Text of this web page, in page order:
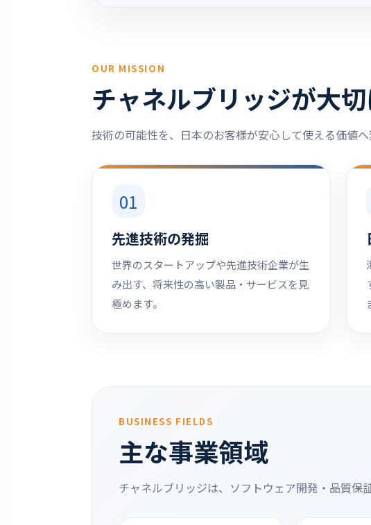
OUR MISSION
チャネルブリッジが大
技術の可能性を、日本のお客様が安心して使える価値
01
先進技術の発掘
世界のスタートアップや先進技術企業が生
み出す、将来性の高い製品・サービスを見
極めます。
BUSINESS FIELDS
主な事業領域
チャネルブリッジは、ソフトウェア開発・品質保